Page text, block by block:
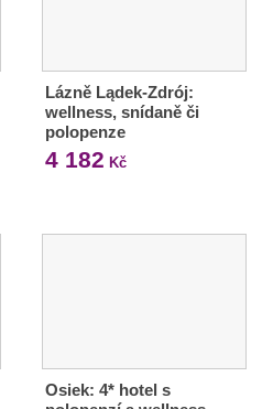
Lázně Lądek-Zdrój:
wellness, snídaně či
polopenze
4 182 Kč
Osiek: 4* hotel s